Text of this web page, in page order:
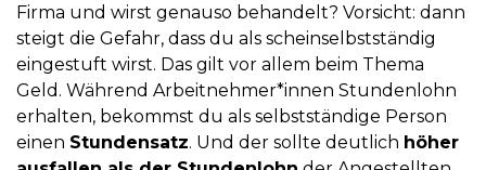
Firma und wirst genauso behandelt? Vorsicht: dann
steigt die Gefahr, dass du als scheinselbstständig
eingestuft wirst. Das gilt vor allem beim Thema
Geld. Während Arbeitnehmer*innen Stundenlohn
erhalten, bekommst du als selbstständige Person
einen Stundensatz. Und der sollte deutlich höher